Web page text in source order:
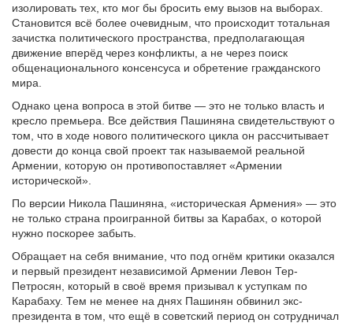
изолировать тех, кто мог бы бросить ему вызов на выборах.
Становится всё более очевидным, что происходит тотальная
зачистка политического пространства, предполагающая
движение вперёд через конфликты, а не через поиск
общенационального консенсуса и обретение гражданского
мира.
Однако цена вопроса в этой битве — это не только власть и
кресло премьера. Все действия Пашиняна свидетельствуют о
том, что в ходе нового политического цикла он рассчитывает
довести до конца свой проект так называемой реальной
Армении, которую он противопоставляет «Армении
исторической».
По версии Никола Пашиняна, «историческая Армения» — это
не только страна проигранной битвы за Карабах, о которой
нужно поскорее забыть.
Обращает на себя внимание, что под огнём критики оказался
и первый президент независимой Армении Левон Тер-
Петросян, который в своё время призывал к уступкам по
Карабаху. Тем не менее на днях Пашинян обвинил экс-
президента в том, что ещё в советский период он сотрудничал